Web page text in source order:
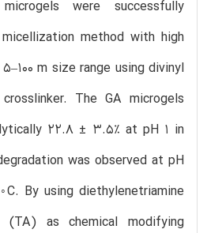
were successfully
method with high
m size range using divinyl
The GA microgels
22.8 ± 3.5% at pH 1 in
was observed at pH
By using diethylenetriamine
(TA) as chemical modifying